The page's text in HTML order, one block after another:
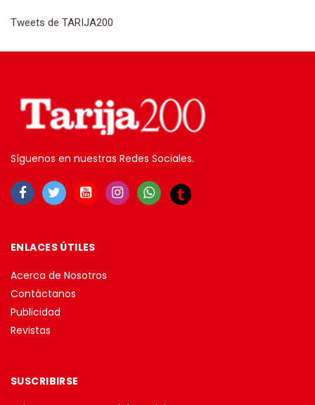
Tweets de TARIJA200
Síguenos en nuestras Redes Sociales.
ENLACES ÚTILES
Acerca de Nosotros
Contáctanos
Publicidad
Revistas
SUSCRIBIRSE